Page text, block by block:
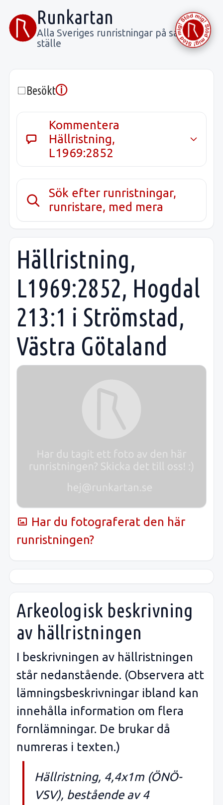
Runkartan
Alla Sveriges runristningar på samma
ställe
Besöktⓘ
Kommentera
Hällristning,
L1969:2852
Sök efter runristningar,
runristare, med mera
Hällristning,
L1969:2852, Hogdal
213:1 i Strömstad,
Västra Götaland
Har du fotograferat den här
runristningen?
Arkeologisk beskrivning
av hällristningen
I beskrivningen av hällristningen
står nedanstående. (Observera att
lämningsbeskrivningar ibland kan
innehålla information om flera
fornlämningar. De brukar då
numreras i texten.)
Hällristning, 4,4x1m (ÖNÖ-
VSV), bestående av 4